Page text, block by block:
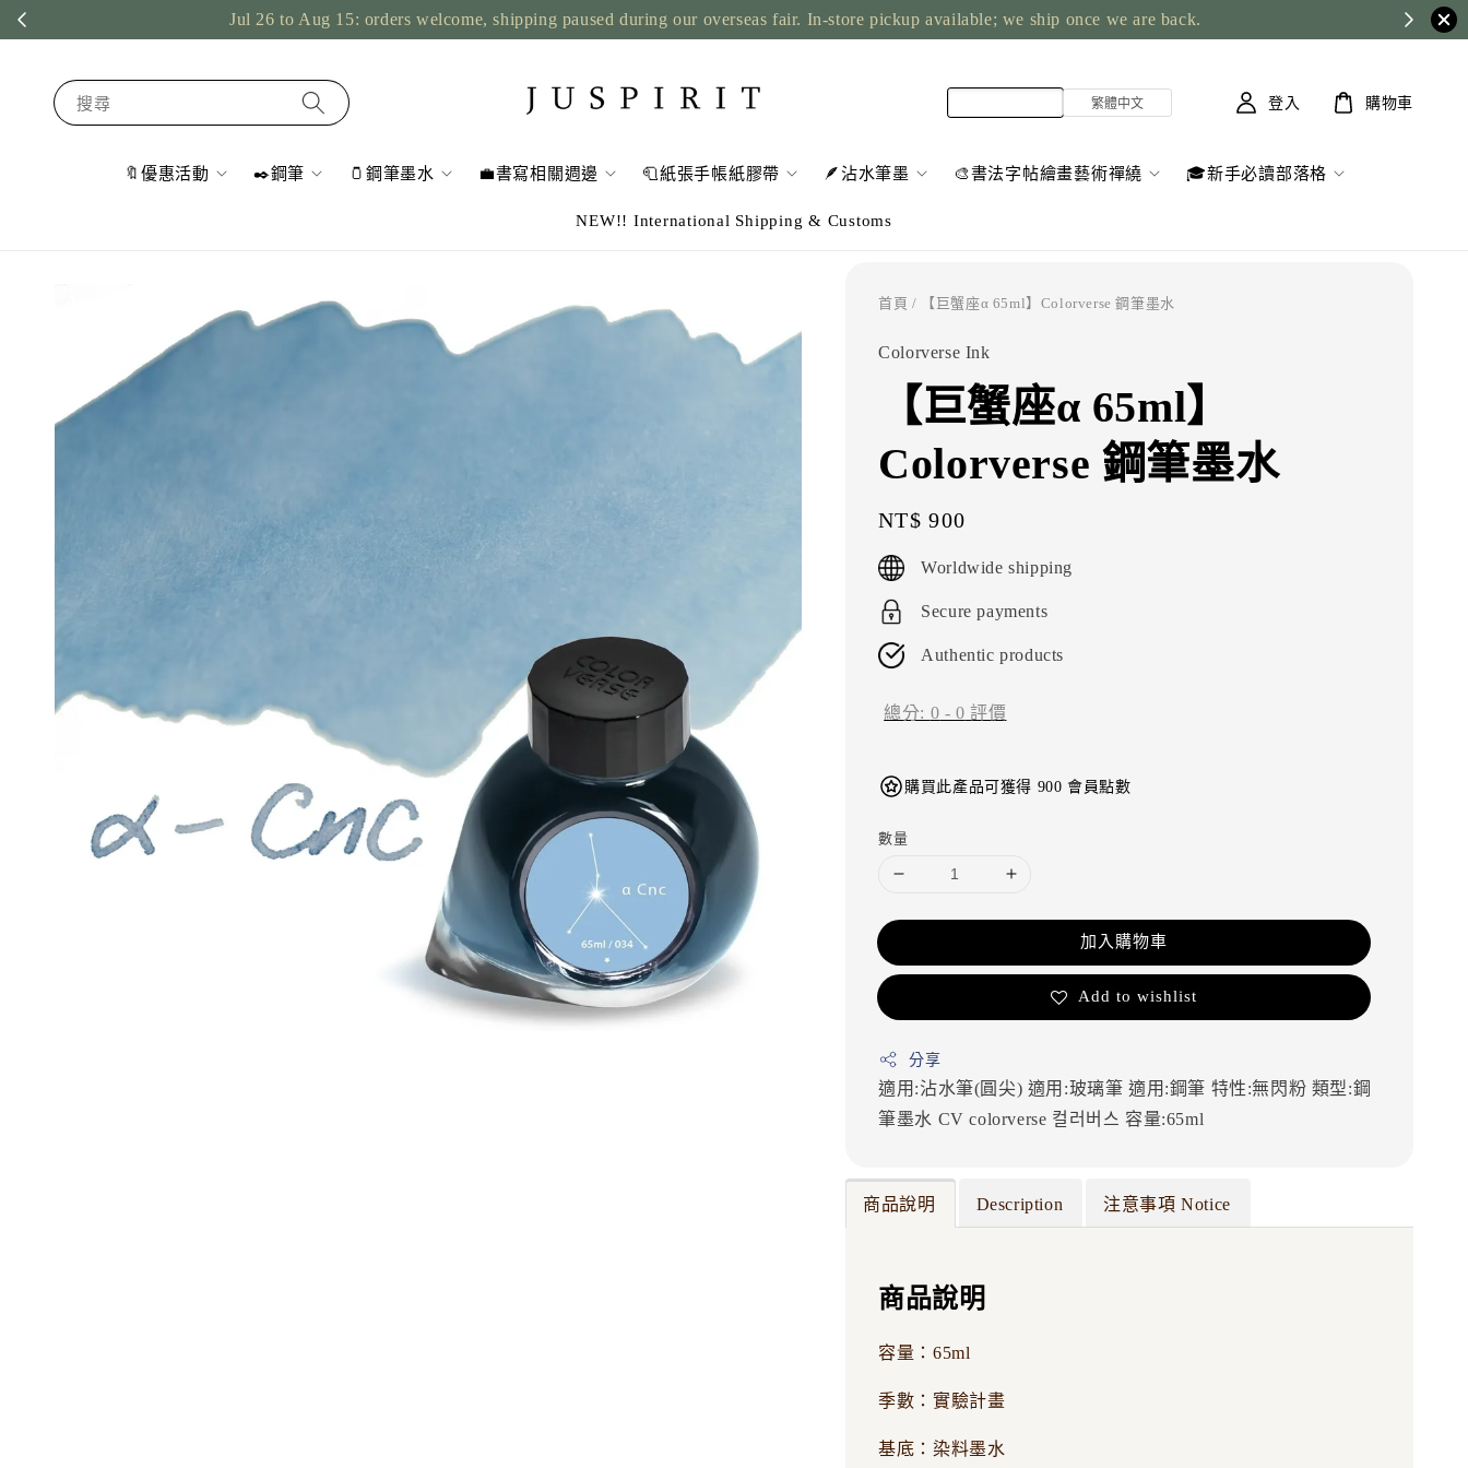
Jul 26 to Aug 15: orders welcome, shipping paused during our overseas fair. In-store pickup available; we ship once we are back.
搜尋
🔖優惠活動 ✒️鋼筆 🫙鋼筆墨水 💼書寫相關週邊 🧻紙張手帳紙膠帶 🪶沾水筆墨 🎨書法字帖繪畫藝術禪繞 🎓新手必讀部落格
NEW!! International Shipping & Customs
登入 購物車
首頁 / 【巨蟹座α 65ml】Colorverse 鋼筆墨水
Colorverse Ink
【巨蟹座α 65ml】
Colorverse 鋼筆墨水
Regular
price
NT$ 900
Worldwide shipping
Secure payments
Authentic products
總分: 0 -0 評價
購買此產品可獲得 900 會員點數
數量
加入購物車
Add to wishlist
分享
適用:沾水筆(圓尖) 適用:玻璃筆 適用:鋼筆 特性:無閃粉 類型:鋼
筆墨水 CVcolorverse 컬러버스 容量:65ml
商品說明 Description 注意事項 Notice
商品說明
容量：65ml
季數：實驗計畫
基底：染料墨水